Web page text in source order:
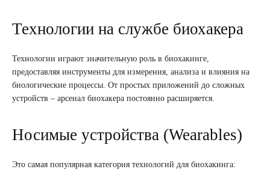
Технологии на службе биохакера
Технологии играют значительную роль в биохакинге,
предоставляя инструменты для измерения, анализа и влияния на
биологические процессы. От простых приложений до сложных
устройств – арсенал биохакера постоянно расширяется.
Носимые устройства (Wearables)
Это самая популярная категория технологий для биохакинга: